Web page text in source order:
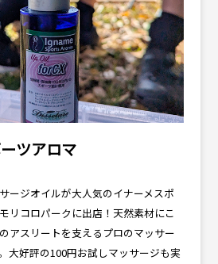
ツアロマ
ージオイルが大人気のイナーメスポ
リコロパークに出店！天然素材にこ
アスリートを支えるプロのマッサー
大好評の100円お試しマッサージも実